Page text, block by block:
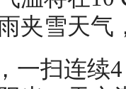
夹雪天
一扫连续